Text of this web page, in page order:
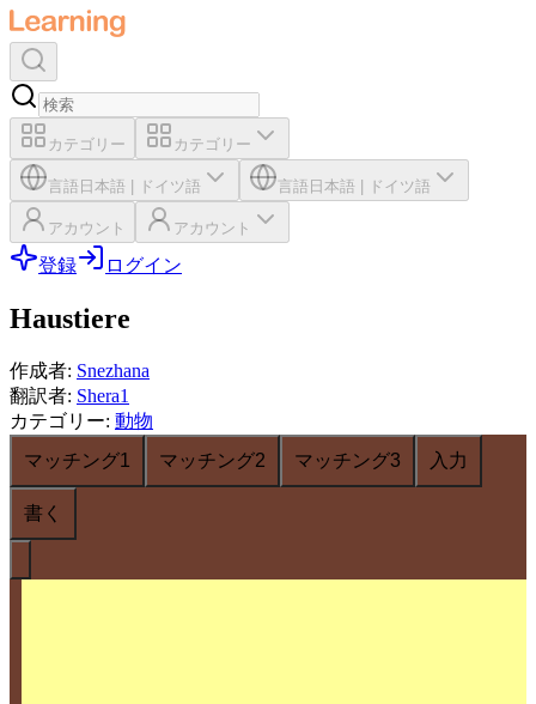
カテゴリー カテゴリー
言語 日本語 ドイツ語 言語 日本語 ドイツ語
アカウント アカウント
登録 ログイン
Haustiere
作成者: Snezhana
翻訳者: Shera1
カテゴリー: 動物
マッチング1
マッチング2 マッチング3 入力
書く